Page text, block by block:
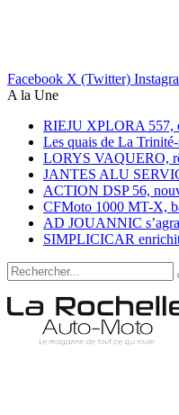
Facebook X (Twitter)
A la Une
RIEJU XPLORA 557,
Les quais de La
LORYS VAQUERO,
JANTES ALU
ACTION DSP 56,
CFMoto 1000 MT-X,
AD JOUANNIC
SIMPLICICAR